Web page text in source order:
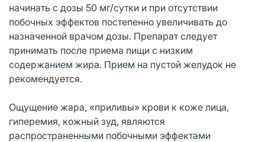
начинать с дозы 50 мг/сутки и при отсутствии
побочных эффектов постепенно увеличивать до
назначенной врачом дозы. Препарат следует
принимать после приема пищи с низким
содержанием жира. Прием на пустой желудок не
рекомендуется.
Ощущение жара, «приливы» крови к коже лица,
гиперемия, кожный зуд, являются
распространенными побочными эффектами